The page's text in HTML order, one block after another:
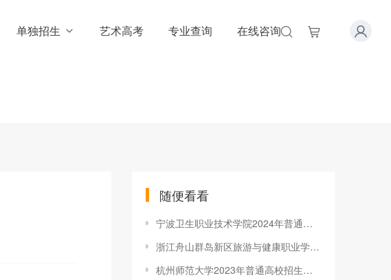
单独招生 艺术高考 专业查询 在线咨询
随便看看
宁波卫生职业技术学院2024年普通高校招生章程
浙江舟山群岛新区旅游与健康职业学院2021年招生简章
杭州师范大学2023年普通高校招生章程